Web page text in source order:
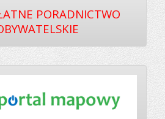
PORADNICTWO